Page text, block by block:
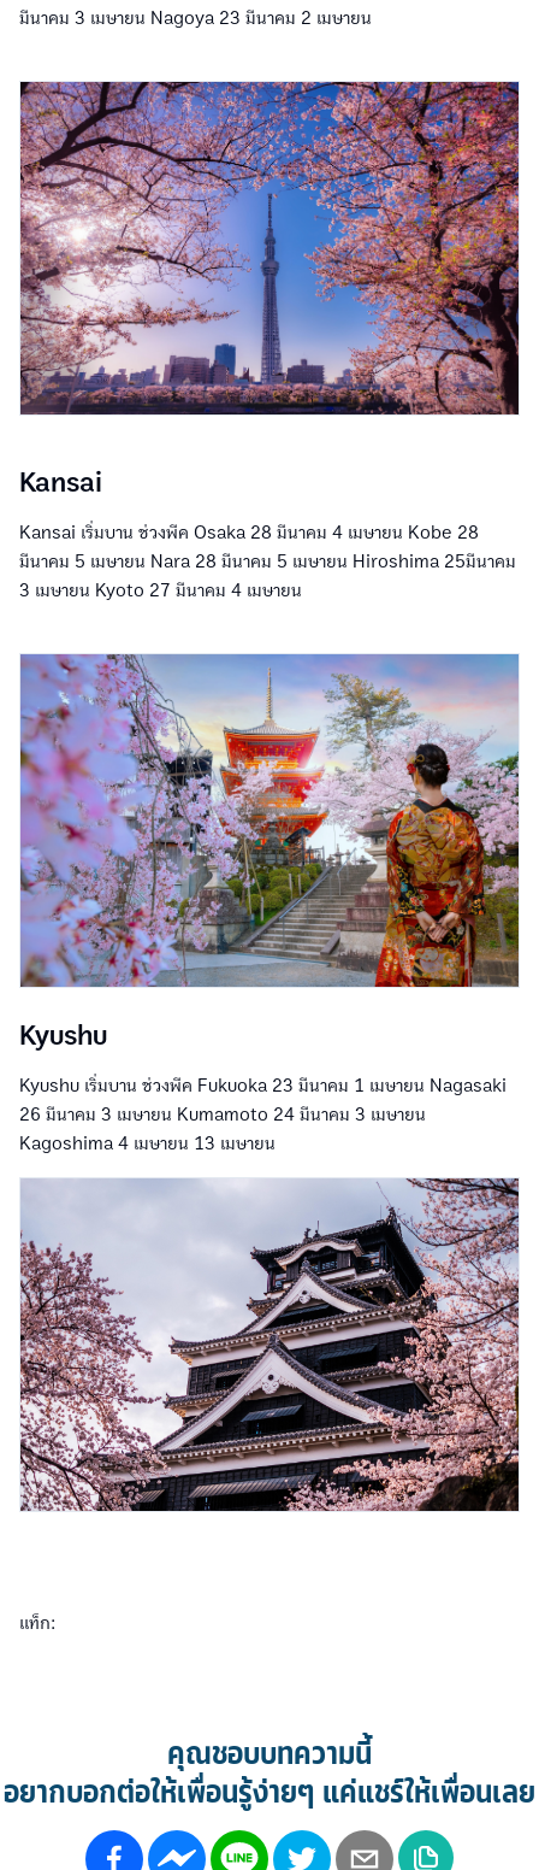
มีนาคม 3 เมษายน Nagoya 23 มีนาคม 2 เมษายน
Kansai
Kansai เริ่มบาน ช่วงพีค Osaka 28 มีนาคม 4 เมษายน Kobe 28
มีนาคม 5 เมษายน Nara 28 มีนาคม 5 เมษายน Hiroshima 25มีนาคม
3 เมษายน Kyoto 27 มีนาคม 4 เมษายน
Kyushu
Kyushu เริ่มบาน ช่วงพีค Fukuoka 23 มีนาคม 1 เมษายน Nagasaki
26 มีนาคม 3 เมษายน Kumamoto 24 มีนาคม 3 เมษายน
Kagoshima 4 เมษายน 13 เมษายน
แท็ก:
คุณชอบบทความนี้
อยากบอกต่อให้เพื่อนรู้ง่ายๆ แค่แชร์ให้เพื่อนเลย